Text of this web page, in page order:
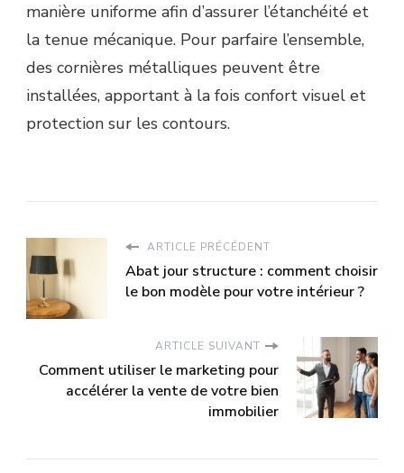
manière uniforme afin d’assurer l’étanchéité et
la tenue mécanique. Pour parfaire l’ensemble,
des cornières métalliques peuvent être
installées, apportant à la fois confort visuel et
protection sur les contours.
ARTICLE PRÉCÉDENT
Abat jour structure : comment choisir
le bon modèle pour votre intérieur ?
ARTICLE SUIVANT
Comment utiliser le marketing pour
accélérer la vente de votre bien
immobilier